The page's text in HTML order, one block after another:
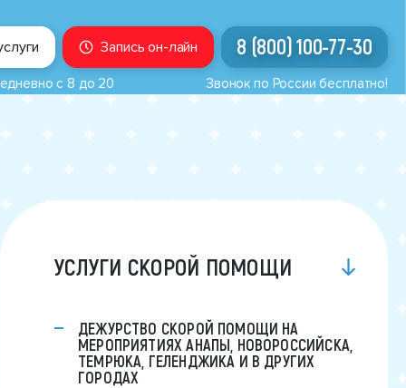
Запись он-лайн
с 8 до 20
8 (800) 100-77-30
Звонок по России бесплатно!
УСЛУГИ СКОРОЙ ПОМОЩИ
ДЕЖУРСТВО СКОРОЙ ПОМОЩИ НА
МЕРОПРИЯТИЯХ АНАПЫ, НОВОРОССИЙСКА,
ТЕМРЮКА, ГЕЛЕНДЖИКА И В ДРУГИХ
ГОРОДАХ